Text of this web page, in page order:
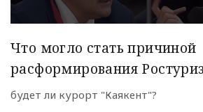
Что могло стать причиной
расформирования
будет ли курорт "Каякент"?